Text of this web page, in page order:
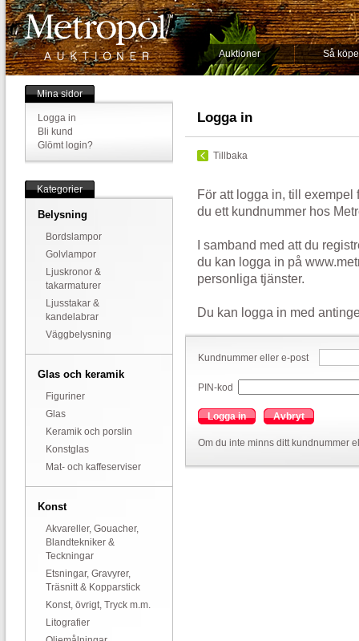
Auktioner Så
Mina sidor
Logga in
Bli kund
Glömt login?
Kategorier
Belysning
Bordslampor
Golvlampor
Ljuskronor &
takarmaturer
Ljusstakar &
kandelabrar
Väggbelysning
Glas och keramik
Figuriner
Glas
Keramik och porslin
Konstglas
Mat- och kaffeserviser
Konst
Akvareller, Gouacher,
Blandtekniker &
Teckningar
Etsningar, Gravyrer,
Träsnitt & Kopparstick
Konst, övrigt, Tryck m.m.
Litografier
Logga in
Tillbaka
För att logga in, till exempel
du ett kundnummer hos
I samband med att du
du kan logga in på
personliga tjänster.
Du kan logga in med
Kundnummer eller e-post
PIN-kod
Logga in Avbryt
Om du inte minns ditt kundnummer